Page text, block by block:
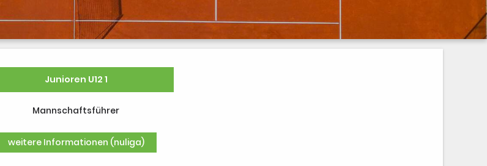
Junioren U12 1
Mannschaftsführer
weitere Informationen (nuliga)